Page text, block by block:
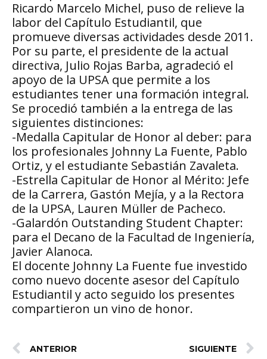
Ricardo Marcelo Michel, puso de relieve la
labor del Capítulo Estudiantil, que
promueve diversas actividades desde 2011.
Por su parte, el presidente de la actual
directiva, Julio Rojas Barba, agradeció el
apoyo de la UPSA que permite a los
estudiantes tener una formación integral.
Se procedió también a la entrega de las
siguientes distinciones:
-Medalla Capitular de Honor al deber: para
los profesionales Johnny La Fuente, Pablo
Ortiz, y el estudiante Sebastián Zavaleta.
-Estrella Capitular de Honor al Mérito: Jefe
de la Carrera, Gastón Mejía, y a la Rectora
de la UPSA, Lauren Müller de Pacheco.
-Galardón Outstanding Student Chapter:
para el Decano de la Facultad de Ingeniería,
Javier Alanoca.
El docente Johnny La Fuente fue investido
como nuevo docente asesor del Capítulo
Estudiantil y acto seguido los presentes
compartieron un vino de honor.
ANTERIOR SIGUIENTE